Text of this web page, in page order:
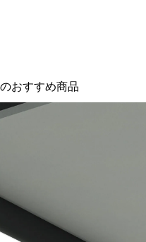
のおすすめ商品